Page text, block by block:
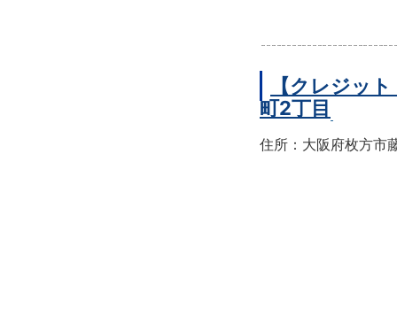
【クレジッ
町2丁目
住所：大阪府枚方市